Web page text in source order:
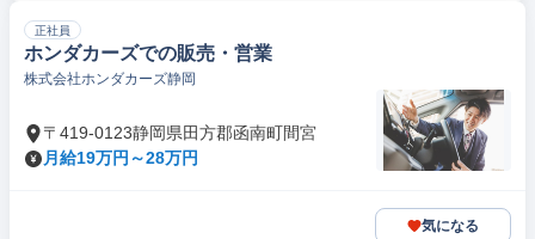
正社員
ホンダカーズでの販売・営業
株式会社ホンダカーズ静岡
〒419-0123静岡県田方郡函南町間宮
月給19万円～28万円
気になる